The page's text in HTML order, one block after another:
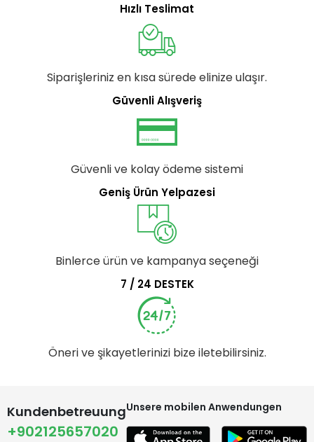
Hızlı Teslimat
Siparişleriniz en kısa sürede elinize ulaşır.
Güvenli Alışveriş
Güvenli ve kolay ödeme sistemi
Geniş Ürün Yelpazesi
Binlerce ürün ve kampanya seçeneği
7 / 24 DESTEK
Öneri ve şikayetlerinizi bize iletebilirsiniz.
Kundenbetreuung
+902125657020
Unsere mobilen Anwendungen